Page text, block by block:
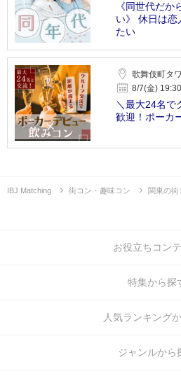
《同世代だ
い》 休日は恋
たい
歌舞伎町タ
8/7(金) 19:30
＼最大24名で
歓迎！ポーカ
IBJ Matching 街コン・趣味コン 関東の街
お役立ちコン
特集から探
人気ランキング
ジャンルから